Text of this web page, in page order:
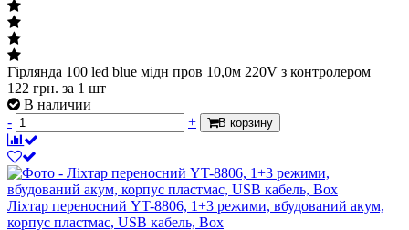
Гірлянда 100 led blue мідн пров 10,0м 220V з контролером
122 грн. за 1 шт
В наличии
-
+ В корзину
Ліхтар переносний YT-8806, 1+3 режими, вбудований акум,
корпус пластмас, USB кабель, Box